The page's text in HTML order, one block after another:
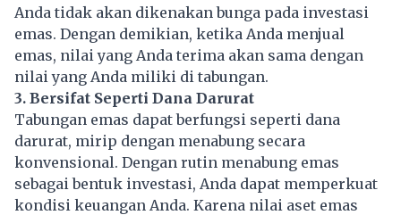
Anda tidak akan dikenakan bunga pada investasi
emas. Dengan demikian, ketika Anda menjual
emas, nilai yang Anda terima akan sama dengan
nilai yang Anda miliki di tabungan.
3. Bersifat Seperti Dana Darurat
Tabungan emas dapat berfungsi seperti dana
darurat, mirip dengan menabung secara
konvensional. Dengan rutin menabung emas
sebagai bentuk investasi, Anda dapat memperkuat
kondisi keuangan Anda. Karena nilai aset emas